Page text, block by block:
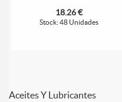
18.26 €
Stock: 48 Unidades
Aceites Y Lubricantes